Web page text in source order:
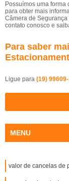
Possuímos uma
para obter mais
Câmera de
contato conosco e
Para saber
Ligue para (19)
MENU
valor de cancelas de